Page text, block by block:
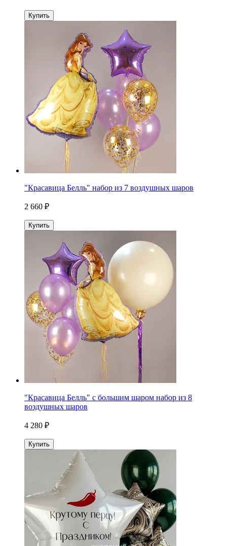
Купить
"Красавица Белль" набор из 7 воздушных шаров
2 660 ₽
Купить
"Красавица Белль" с большим шаром набор из 8
воздушных шаров
4 280 ₽
Купить